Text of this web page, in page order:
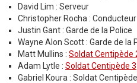
David Lim : Serveur
Christopher Rocha :
Justin Gant : Garde de la Police
Wayne Alon Scott : Garde de la
Matt Mullins : Soldat Centipède
Adam Lytle : Soldat Centipède 3
Gabriel Koura : Soldat